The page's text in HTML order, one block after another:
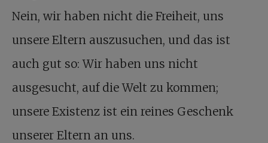
Nein, wir haben nicht die Freiheit, uns
unsere Eltern auszusuchen, und das ist
auch gut so: Wir haben uns nicht
ausgesucht, auf die Welt zu kommen;
unsere Existenz ist ein reines Geschenk
unserer Eltern an uns.